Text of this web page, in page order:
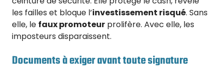
les failles et bloque l’investissement risqué. Sans
elle, le faux promoteur prolifère. Avec elle, les
imposteurs disparaissent.
Documents à exiger avant toute signature